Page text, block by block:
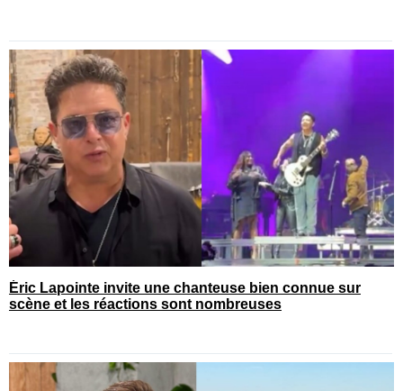
Éric Lapointe invite une chanteuse bien connue sur
scène et les réactions sont nombreuses